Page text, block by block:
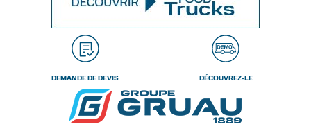
DEMANDE DE DEVIS DÉCOUVREZ-LE